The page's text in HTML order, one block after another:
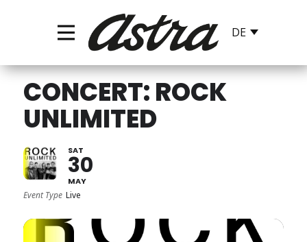
CONCERT: ROCK
UNLIMITED
SAT
30
MAY
Event Type Live